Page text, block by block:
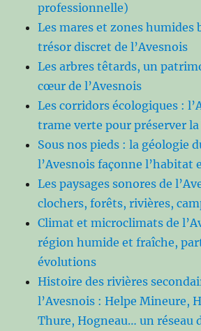
professionnelle)
Les mares et zones humides
trésor discret de l’Avesnois
Les arbres têtards, un
cœur de l’Avesnois
Les corridors écologiques :
trame verte pour préserver
Sous nos pieds : la géologie
l’Avesnois façonne l’habitat
Les paysages sonores de
clochers, forêts, rivières,
Climat et microclimats de
région humide et fraîche,
évolutions
Histoire des rivières
l’Avesnois : Helpe Mineure,
Thure, Hogneau… un réseau